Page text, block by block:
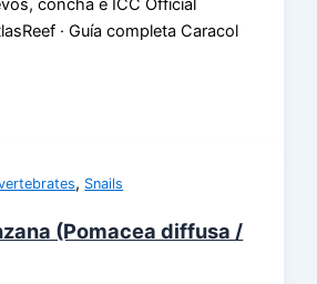
concha e ICC Official
· Guía completa Caracol
, Snails
(Pomacea diffusa /